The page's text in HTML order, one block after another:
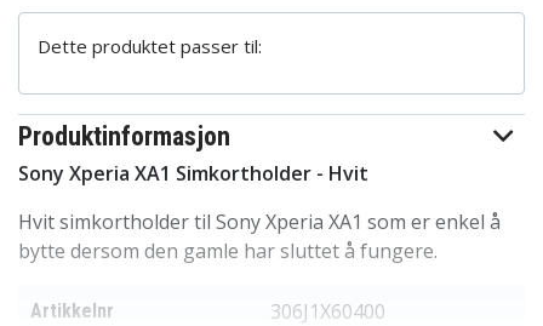
Produktinformasjon
Sony Xperia XA1 Simkortholder - Hvit
Hvit simkortholder til Sony Xperia XA1 som er enkel å
bytte dersom den gamle har sluttet å fungere.
Artikkelnr 306J1X60400
Dette produktet passer til: